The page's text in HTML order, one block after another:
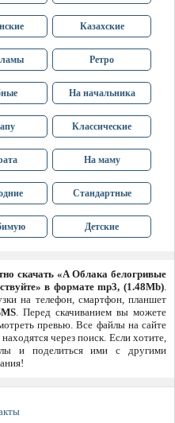
Казахские
Ретро
На начальника
Классические
На маму
Стандартные
Детские
скачать «А Облака белогривые
в формате mp3, (1.48Mb).
на телефон, смартфон, планшет
. Перед скачиванием вы можете
превью. Все файлы на сайте
через поиск. Если хотите,
и поделиться ими с другими